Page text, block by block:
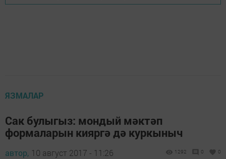
ЯЗМАЛАР
Сак булыгыз: мондый мәктәп
формаларын кияргә дә куркыныч
автор, 10 август 2017 - 11:26 1292 0 0